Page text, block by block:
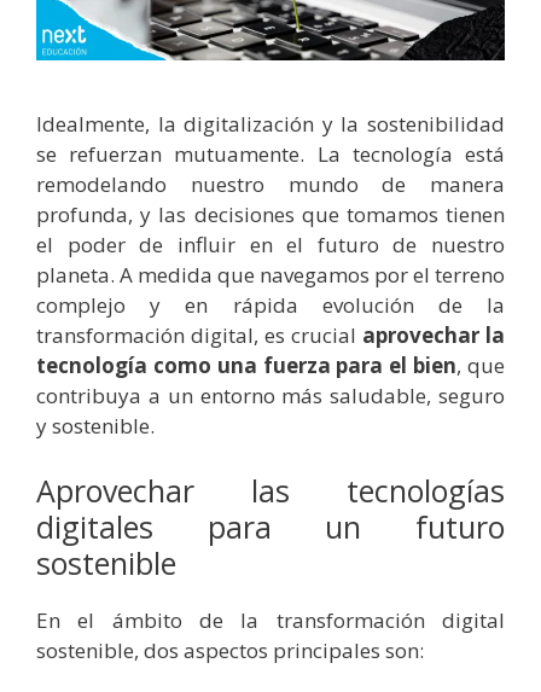
Idealmente, la digitalización y la sostenibilidad
se refuerzan mutuamente. La tecnología está
remodelando nuestro mundo de manera
profunda, y las decisiones que tomamos tienen
el poder de influir en el futuro de nuestro
planeta. A medida que navegamos por el terreno
complejo y en rápida evolución de la
transformación digital, es crucial aprovechar la
tecnología como una fuerza para el bien, que
contribuya a un entorno más saludable, seguro
y sostenible.
Aprovechar las tecnologías
digitales para un futuro
sostenible
En el ámbito de la transformación digital
sostenible, dos aspectos principales son: